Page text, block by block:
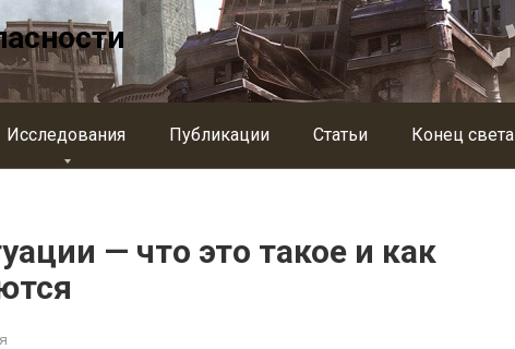
Исследования Публикации Статьи Конец света
— что это такое и как